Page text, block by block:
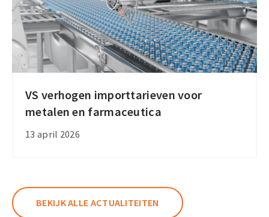
met
Rusland
VS verhogen importtarieven voor
metalen en farmaceutica
13 april 2026
VS
verhogen
importtarieven
BEKIJK ALLE ACTUALITEITEN